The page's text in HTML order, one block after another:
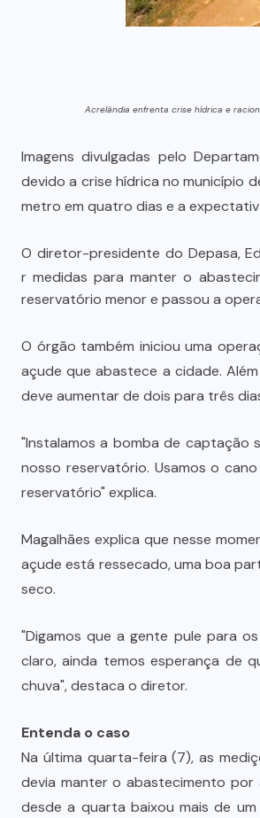
Acrelândia enfrenta crise hídrica e
Imagens divulgadas pelo
devido a crise hídrica no município
metro em quatro dias e a
O diretor-presidente do Depasa,
r medidas para manter o
reservatório menor e passou a
O órgão também iniciou uma
açude que abastece a cidade.
deve aumentar de dois para três
"Instalamos a bomba de captação
nosso reservatório. Usamos o
reservatório" explica.
Magalhães explica que nesse
açude está ressecado, uma boa
seco.
"Digamos que a gente pule para
claro, ainda temos esperança de
chuva", destaca o diretor.
Entenda o caso
Na última quarta-feira (7), as
devia manter o abastecimento por
desde a quarta baixou mais de
Vale-refeição cobre
Grosso, aponta